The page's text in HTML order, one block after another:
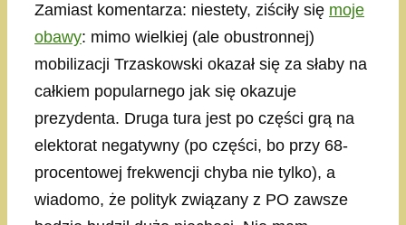
Zamiast komentarza: niestety, ziściły się moje
obawy: mimo wielkiej (ale obustronnej)
mobilizacji Trzaskowski okazał się za słaby na
całkiem popularnego jak się okazuje
prezydenta. Druga tura jest po części grą na
elektorat negatywny (po części, bo przy 68-
procentowej frekwencji chyba nie tylko), a
wiadomo, że polityk związany z PO zawsze